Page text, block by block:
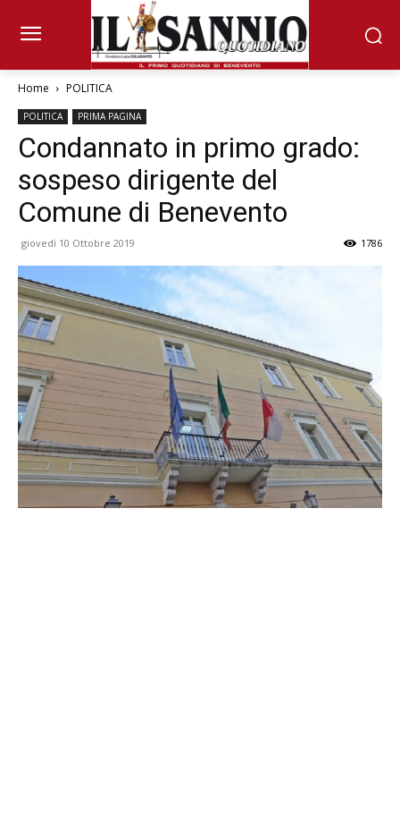
Home POLITICA
POLITICA PRIMA PAGINA
Condannato in primo grado:
sospeso dirigente del
Comune di Benevento
giovedì 10 Ottobre 2019 1786